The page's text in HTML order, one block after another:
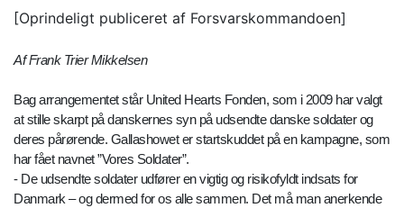
[Oprindeligt publiceret af Forsvarskommandoen]
Af Frank Trier Mikkelsen
Bag arrangementet står United Hearts Fonden, som i 2009 har valgt
at stille skarpt på danskernes syn på udsendte danske soldater og
deres pårørende. Gallashowet er startskuddet på en kampagne, som
har fået navnet ”Vores Soldater”.
- De udsendte soldater udfører en vigtig og risikofyldt indsats for
Danmark – og dermed for os alle sammen. Det må man anerkende